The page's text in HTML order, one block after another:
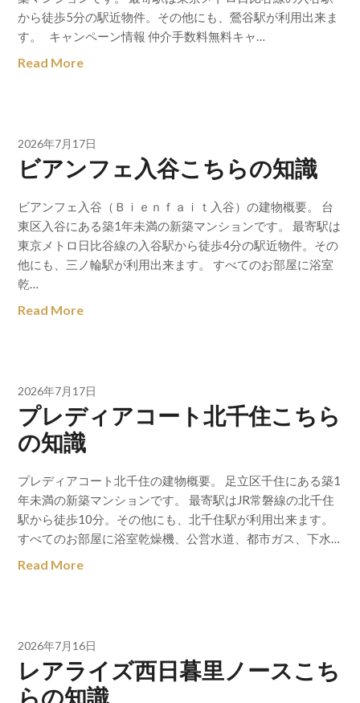
から徒歩5分の駅近物件。その他にも、鶯谷駅が利用出来ま
す。 キャンペーン情報 仲介手数料無料キャ…
Read More
2026年7月17日
ビアンフェ入谷こちらの知識
ビアンフェ入谷（Ｂｉｅｎｆａｉｔ入谷）の建物概要。 台
東区入谷にある築1年未満の新築マンションです。 最寄駅は
東京メトロ日比谷線の入谷駅から徒歩4分の駅近物件。その
他にも、三ノ輪駅が利用出来ます。 すべてのお部屋に浴室
乾…
Read More
2026年7月17日
プレディアコート北千住こちら
の知識
プレディアコート北千住の建物概要。 足立区千住にある築1
年未満の新築マンションです。 最寄駅はJR常磐線の北千住
駅から徒歩10分。その他にも、北千住駅が利用出来ます。
すべてのお部屋に浴室乾燥機、公営水道、都市ガス、下水…
Read More
2026年7月16日
レアライズ西日暮里ノースこち
らの知識